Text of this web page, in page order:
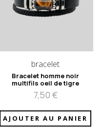
bracelet
Bracelet homme noir
multifils oeil de tigre
7,50 €
AJOUTER AU PANIER